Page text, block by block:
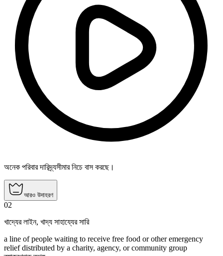
অনেক পরিবার দারিদ্র্যসীমার নিচে বাস করছে।
আরও উদাহরণ
02
খাদ্যের লাইন, খাদ্য সাহায্যের সারি
a line of people waiting to receive free food or other emergency
relief distributed by a charity, agency, or community group